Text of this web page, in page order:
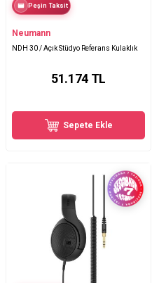
Peşin Taksit
Neumann
NDH 30 / Açık Stüdyo Referans Kulaklık
51.174TL
Sepete Ekle